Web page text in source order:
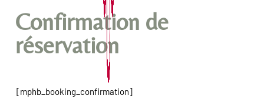
Confirmation de
réservation
[mphb_booking_confirmation]